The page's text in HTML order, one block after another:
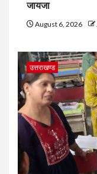
जायजा
August 6, 2026
उत्तराखण्ड